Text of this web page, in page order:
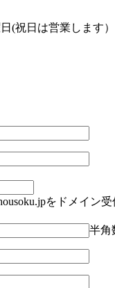
(祝日は営業します）
をドメイン受
半角